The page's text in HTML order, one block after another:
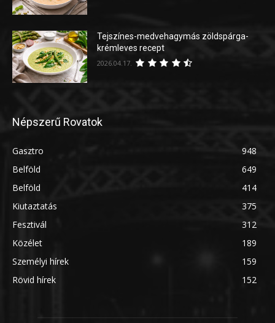
Tejszínes-medvehagymás zöldspárga-
krémleves recept
2026.04.17.
Népszerű Rovatok
Gasztro
948
Belföld
649
Belföld
414
Kiutaztatás
375
Fesztivál
312
Közélet
189
Személyi hírek
159
Rövid hírek
152